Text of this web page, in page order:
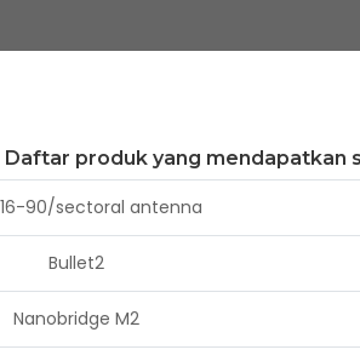
Daftar produk yang mendapatkan
90/sectoral antenna
Bullet2
Nanobridge M2